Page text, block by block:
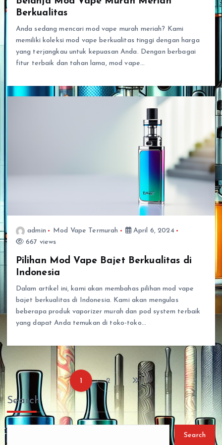
Berkualitas
Anda sedang mencari mod vape murah meriah? Kami
memiliki koleksi mod vape berkualitas tinggi dengan harga
yang terjangkau untuk kepuasan Anda. Dengan berbagai
fitur terbaik dan tahan lama, mod vape…
admin Mod Vape Termurah
April 6, 2024
667 views
Pilihan Mod Vape Bajet Berkualitas di
Indonesia
Dalam artikel ini, kami akan membahas pilihan mod vape
bajet berkualitas di Indonesia. Kami akan mengulas
beberapa produk vaporizer murah dan pod system terbaik
yang dapat Anda temukan di toko-toko…
P
o
1 2
Search
Search